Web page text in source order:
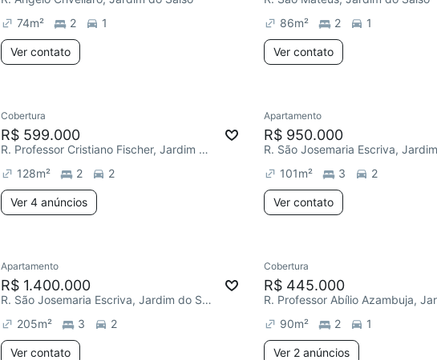
74m² 2 1
Ver contato
86m² 2 1
Ver contato
Cobertura
R$ 599.000
R. Professor Cristiano Fischer, Jardim do Salso
128m² 2 2
Ver 4 anúncios
Apartamento
R$ 950.000
101m² 3 2
Ver contato
Apartamento
R$ 1.400.000
R. São Josemaria Escriva, Jardim do Salso
205m² 3 2
Ver contato
Cobertura
R$ 445.000
90m² 2 1
Ver 2 anúncios